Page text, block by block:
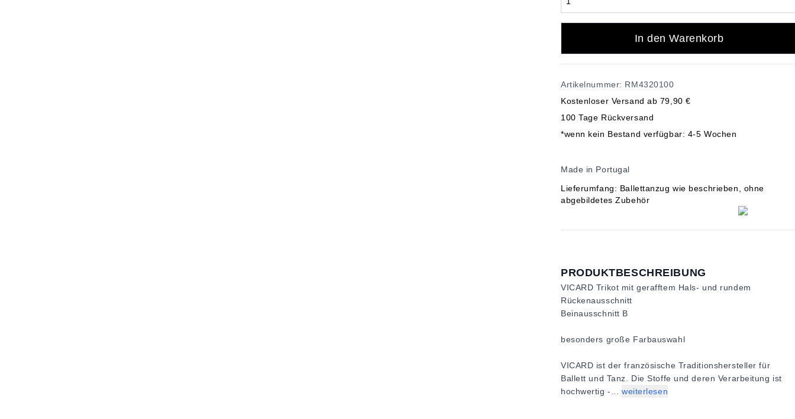
In den Warenkorb
Artikelnummer: RM4320100
Kostenloser Versand ab 79,90 €
100 Tage Rückversand
*wenn kein Bestand verfügbar: 4-5 Wochen
Made in Portugal
Lieferumfang: Ballettanzug wie beschrieben, ohne
abgebildetes Zubehör
PRODUKTBESCHREIBUNG
VICARD Trikot mit gerafftem Hals- und rundem
Rückenausschnitt
Beinausschnitt B
besonders große Farbauswahl
VICARD ist der französische Traditionshersteller für
Ballett und Tanz. Die Stoffe und deren Verarbeitung ist
hochwertig -... weiterlesen